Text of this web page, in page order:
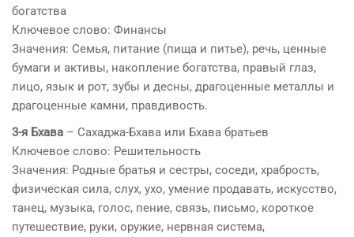
богатства
Ключевое слово: Финансы
Значения: Семья, питание (пища и питье), речь, ценные
бумаги и активы, накопление богатства, правый глаз,
лицо, язык и рот, зубы и десны, драгоценные металлы и
драгоценные камни, правдивость.
3-я Бхава – Сахаджа-Бхава или Бхава братьев
Ключевое слово: Решительность
Значения: Родные братья и сестры, соседи, храбрость,
физическая сила, слух, ухо, умение продавать, искусство,
танец, музыка, голос, пение, связь, письмо, короткое
путешествие, руки, оружие, нервная система,